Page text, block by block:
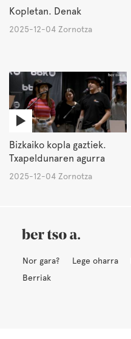
Kopletan. Denak
2025-12-04 Zornotza
Bizkaiko kopla gaztiek.
Txapeldunaren agurra
2025-12-04 Zornotza
Nor gara? Lege oharra
Berriak